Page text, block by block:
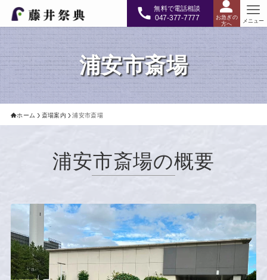
無料で電話相談
047-377-7777 お急ぎの
方へ
メニュー
浦安市斎場
ホーム 斎場案内 浦安市斎場
浦安市斎場の概要